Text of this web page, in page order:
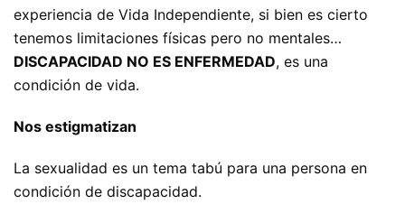
experiencia de Vida Independiente, si bien es cierto
tenemos limitaciones físicas pero no mentales…
DISCAPACIDAD NO ES ENFERMEDAD, es una
condición de vida.
Nos estigmatizan
La sexualidad es un tema tabú para una persona en
condición de discapacidad.